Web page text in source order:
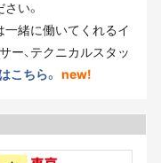
さい。
緒に働いてくれるイ
ー、テクニカルスタッ
こちら。 new!